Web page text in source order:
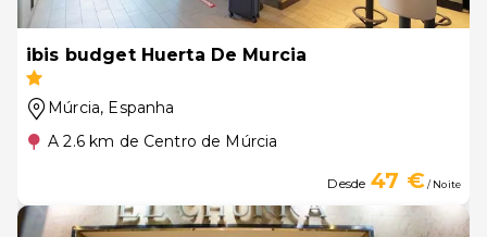
ibis budget Huerta De Murcia
Múrcia, Espanha
A 2.6 km de Centro de Múrcia
Desde 47 €/ Noite